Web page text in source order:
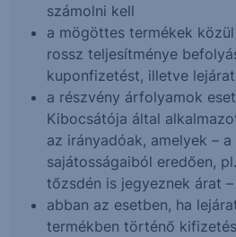
számolni kell
a mögöttes termékek
rossz teljesítménye
kuponfizetést, illetve
a részvény árfolyamok
Kibocsátója által
az irányadóak, amelyek –
sajátosságaiból eredően,
tőzsdén is jegyeznek árat
abban az esetben, ha
termékben történő